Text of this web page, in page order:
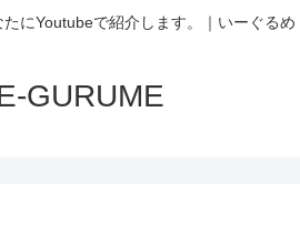
たにYoutubeで紹介します。｜いーぐるめ
GURUME